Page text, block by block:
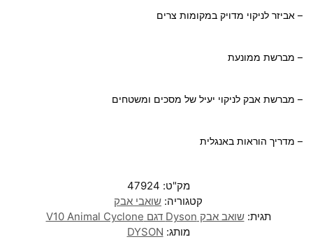
– אביזר לניקוי מדויק במקומות צרים
– מברשת ממונעת
– מברשת אבק לניקוי יעיל של מסכים ומשטחים
– מדריך הוראות באנגלית
מק"ט: 47924
קטגוריה: שואבי אבק
תגית:שואב אבק Dyson דגם V10 Animal Cyclone
מותג: DYSON